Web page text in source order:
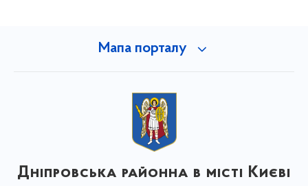
Мапа порталу
Дніпровська районна в місті Києві